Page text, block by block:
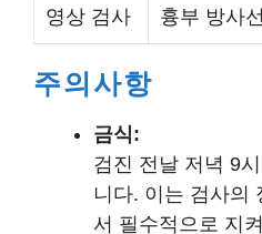
영상 검사 흉부 방사
주의사항
금식:
검진 전날 저녁 9
니다. 이는 검사의
서 필수적으로 지